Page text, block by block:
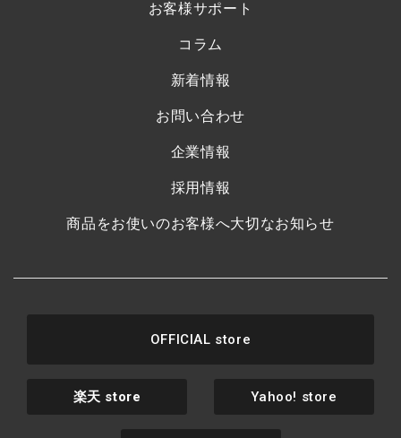
お客様サポート
コラム
新着情報
お問い合わせ
企業情報
採用情報
商品をお使いのお客様へ大切なお知らせ
OFFICIAL store
楽天 store Yahoo! store